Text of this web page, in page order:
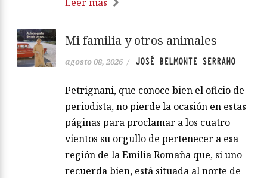
Mi familia y otros animales
agosto 08, 2026 / JOSÉ BELMONTE SERRANO
Petrignani, que conoce bien el oficio de
periodista, no pierde la ocasión en estas
páginas para proclamar a los cuatro
vientos su orgullo de pertenecer a esa
región de la Emilia Romaña que, si uno
recuerda bien, está situada al norte de